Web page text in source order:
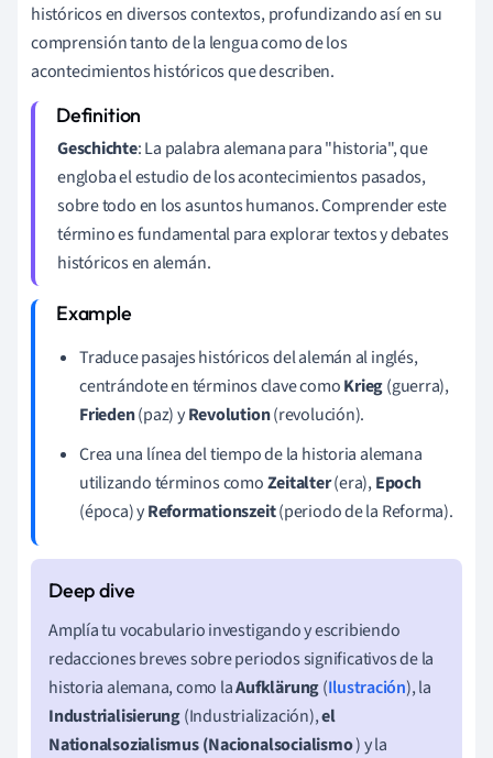
históricos en diversos contextos, profundizando así en su
comprensión tanto de la lengua como de los
acontecimientos históricos que describen.
Geschichte: La palabra alemana para "historia", que
engloba el estudio de los acontecimientos pasados,
sobre todo en los asuntos humanos. Comprender este
término es fundamental para explorar textos y debates
históricos en alemán.
Traduce pasajes históricos del alemán al inglés,
centrándote en términos clave comoKrieg(guerra),
Frieden(paz) yRevolution(revolución).
Crea una línea del tiempo de la historia alemana
utilizando términos comoZeitalter(era),Epoch
(época) yReformationszeit(periodo de la Reforma).
Amplía tu vocabulario investigando y escribiendo
redacciones breves sobre periodos significativos de la
historia alemana, como laAufklärung(Ilustración), la
Industrialisierung(Industrialización),el
Nationalsozialismus (Nacionalsocialismo) y la